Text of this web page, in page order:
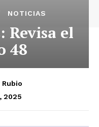
NOTICIAS
Revisa el
48
Rubio
2025